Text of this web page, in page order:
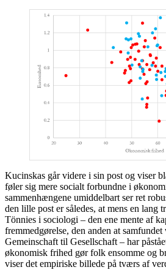
Kucinskas går videre i sin post og viser
føler sig mere socialt forbundne i
sammenhængene umiddelbart ser ret
den lille post er således, at mens en lang
Tönnies i sociologi – den ene mente af
fremmedgørelse, den anden at
Gemeinschaft til Gesellschaft – har
økonomisk frihed gør folk ensomme og
viser det empiriske billede på tværs af